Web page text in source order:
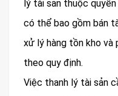
lý tài sản thuộc
có thể bao gồm bán
xử lý hàng tồn kho và
theo quy định.
Việc thanh lý tài sản